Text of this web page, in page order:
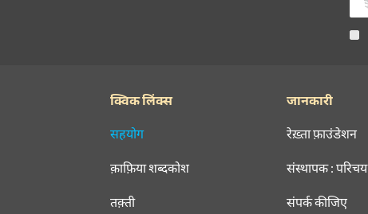
क्विक लिंक्स
सहयोग
क़ाफ़िया शब्दकोश
तक़्ती
जानकारी
रेख़्ता फ़ाउंडेशन
संस्थापक : परिचय
संपर्क कीजिए